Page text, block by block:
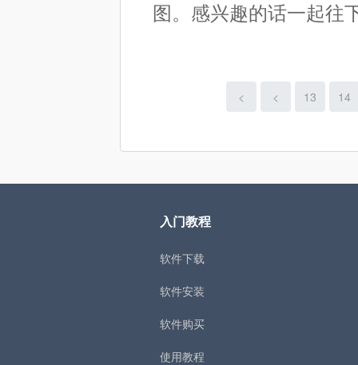
图。感兴趣的话一起往
< < 13 14
入门教程
软件下载
软件安装
软件购买
使用教程